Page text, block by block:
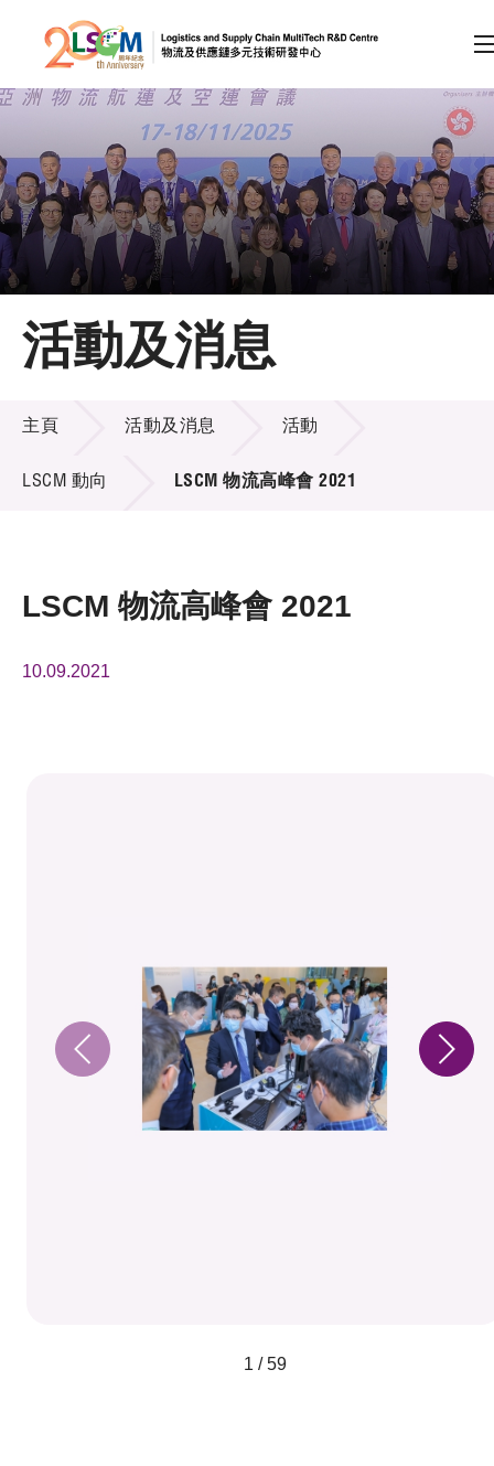
跳到內容（按回車鍵）
會員登入
A A EN 繁 简
主頁
關於LSCM
技術商品化
項目及資助計劃
活動及消息
活動及消息
活動及消息
主頁 活動及消息 活動
LSCM 動向 LSCM 物流高峰會 2021
LSCM 物流高峰會 2021
10.09.2021
1 / 59